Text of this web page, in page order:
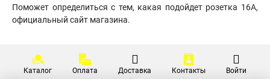
Поможет определиться с тем, какая подойдет розетка 16А,
официальный сайт магазина.
Каталог Оплата Доставка Контакты Войти